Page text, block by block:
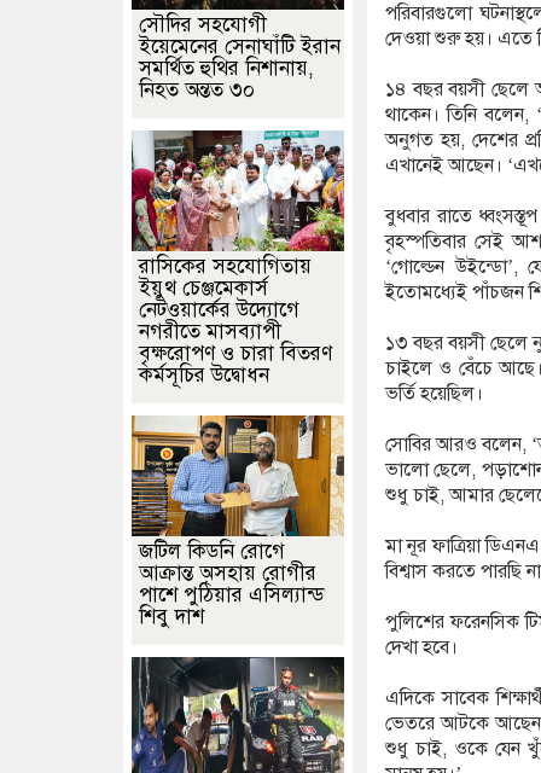
পরিবারগুলো
দেওয়া শুরু হয়। এতে
১৪ বছর বয়সী ছেলে
থাকেন। তিনি বলেন,
অনুগত হয়, দেশের
এখানেই আছেন।
বুধবার রাতে
বৃহস্পতিবার সেই
‘গোল্ডেন উইন্ডো’,
ইতোমধ্যেই পাঁচজন
১৩ বছর বয়সী ছেলে
চাইলে ও বেঁচে
ভর্তি হয়েছিল।
সোবির আরও বলেন,
ভালো ছেলে,
শুধু চাই, আমার
মা নূর ফাত্রিয়া
বিশ্বাস করতে পারছি
পুলিশের ফরেনসিক
দেখা হবে।
এদিকে সাবেক
ভেতরে আটকে আছেন
শুধু চাই, ওকে যেন
সৌদির সহযোগী
ইয়েমেনের সেনাঘাঁটি ইরান
সমর্থিত হুথির নিশানায়,
নিহত অন্তত ৩০
রাসিকের সহযোগিতায়
ইয়ুথ চেঞ্জমেকার্স
নেটওয়ার্কের উদ্যোগে
নগরীতে মাসব্যাপী
বৃক্ষরোপণ ও চারা বিতরণ
কর্মসূচির উদ্বোধন
জটিল কিডনি রোগে
আক্রান্ত অসহায় রোগীর
পাশে পুঠিয়ার এসিল্যান্ড
শিবু দাশ